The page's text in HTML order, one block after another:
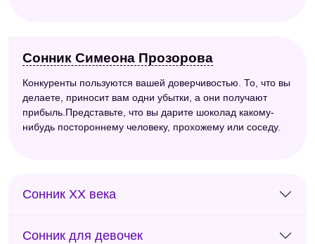
Сонник Симеона Прозорова
Конкуренты пользуются вашей доверчивостью. То, что вы
делаете, приносит вам одни убытки, а они получают
прибыль.Представьте, что вы дарите шоколад какому-
нибудь постороннему человеку, прохожему или соседу.
Сонник ХХ века
Сонник для девочек